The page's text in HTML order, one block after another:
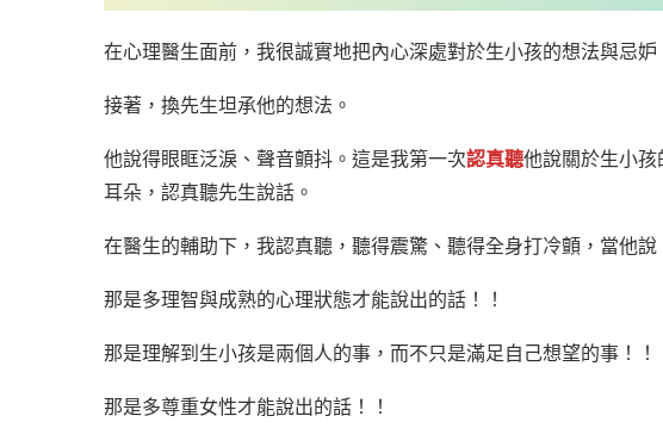
在心理醫生面前，我很誠實地把內心深處對於生小孩的想法與忌
接著，換先生坦承他的想法。
他說得眼眶泛淚、聲音顫抖。這是我第一次認真聽他說關於生小
耳朵，認真聽先生說話。
在醫生的輔助下，我認真聽，聽得震驚、聽得全身打冷顫，當他說
那是多理智與成熟的心理狀態才能說出的話！！
那是理解到生小孩是兩個人的事，而不只是滿足自己想望的事！！
那是多尊重女性才能說出的話！！